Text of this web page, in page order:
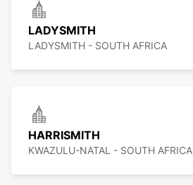
LADYSMITH
LADYSMITH - SOUTH AFRICA
HARRISMITH
KWAZULU-NATAL - SOUTH AFRICA